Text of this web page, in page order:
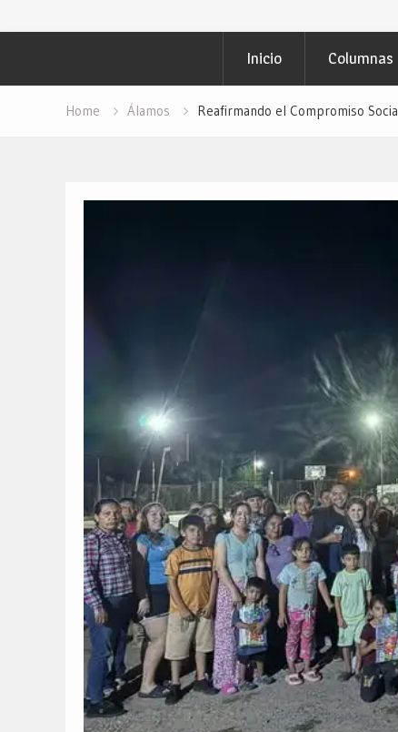
Inicio Columnas
Home Álamos Reafirmando el Compromiso